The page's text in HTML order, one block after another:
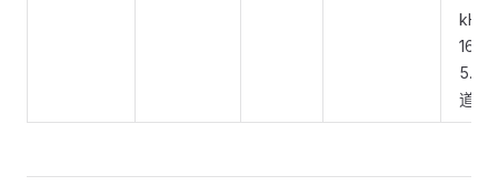
kHz /
16 bit
5.1 声
道